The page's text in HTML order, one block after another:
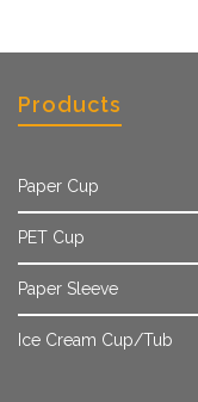
Products
Paper Cup
PET Cup
Paper Sleeve
Ice Cream Cup/Tub